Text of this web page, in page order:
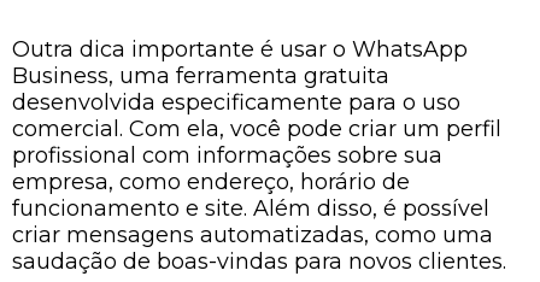
Outra dica importante é usar o WhatsApp
Business, uma ferramenta gratuita
desenvolvida especificamente para o uso
comercial. Com ela, você pode criar um perfil
profissional com informações sobre sua
empresa, como endereço, horário de
funcionamento e site. Além disso, é possível
criar mensagens automatizadas, como uma
saudação de boas-vindas para novos clientes.